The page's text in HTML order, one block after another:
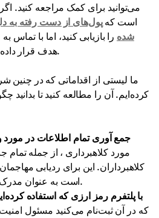
می‌توانید برای کمک مراجعه کنید.
است کهپول‌های از دست رفته به
شده را بازیابی کنید، اما با تماس
هدف قرار داده یا خسارت‌ها را محدود کنید.
ما لیستی از اقداماتی که در چنین
کرده‌ایم. آن را مطالعه کنید تا بدانید
جمع آوری تمام اطلاعات در
مورد کلاهبرداری ، از جمله تمام
کلاهبرداران. این برای ردیابی
است به عنوان مدرک شما در دادگاه عمل کند.
با پلتفرم رمز ارزی که استفاده
که در آن ثبت‌نام می‌کنید مسئول